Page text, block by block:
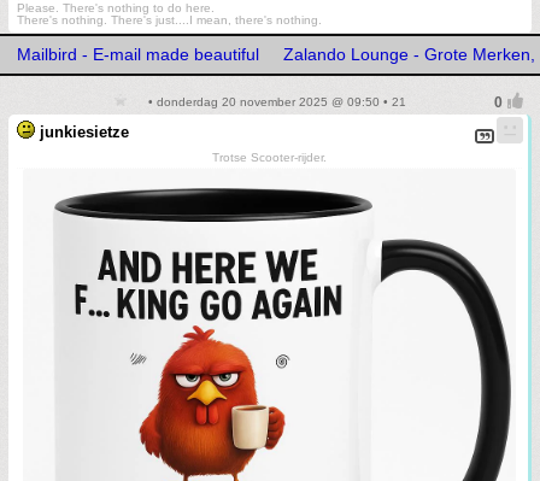
Please. There's nothing to do here.
There's nothing. There's just....I mean, there's nothing.
Mailbird - E-mail made beautiful Zalando Lounge - Grote Merken,
• donderdag 20 november 2025 @ 09:50 • 21
junkiesietze
Trotse Scooter-rijder.